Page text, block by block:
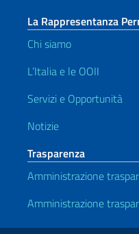
La Rappresentanza
Chi siamo
L’Italia e le OOII
Servizi e Opportunità
Notizie
Trasparenza
Amministrazione
Amministrazione